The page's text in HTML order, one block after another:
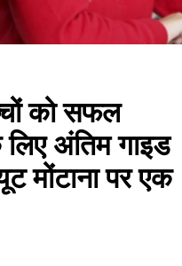
को सफल
अंतिम गाइड
मोंटाना पर एक